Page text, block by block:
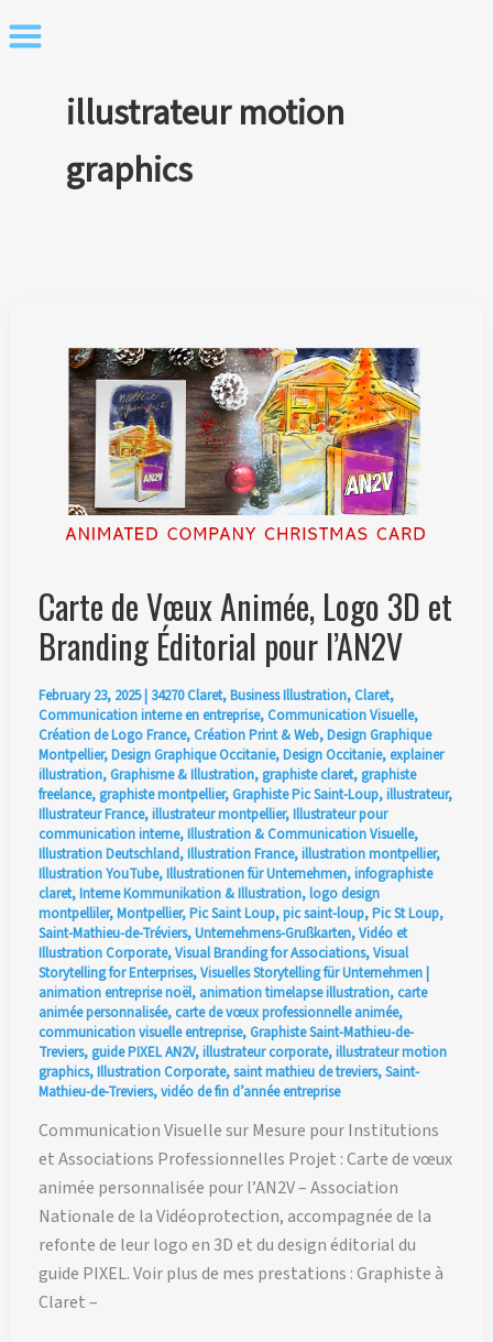
to
illustrateur motion
graphics
Carte de Vœux Animée, Logo 3D et
Branding Éditorial pour l’AN2V
February 23, 2025| 34270 Claret,Business Illustration, Claret,
Communication interne en entreprise, Communication Visuelle,
Création de Logo France, Création Print & Web,Design Graphique
Montpellier,Design Graphique Occitanie,Design Occitanie, explainer
illustration, Graphisme & Illustration, graphiste claret, graphiste
freelance, graphiste montpellier, Graphiste Pic Saint-Loup,illustrateur,
Illustrateur France,illustrateur montpellier,Illustrateur pour
communication interne,Illustration & Communication Visuelle,
Illustration Deutschland,Illustration France,illustration montpellier,
Illustration YouTube,Illustrationen für Unternehmen,infographiste
claret,Interne Kommunikation & Illustration,logo design
montpelliler,Montpellier,Pic Saint Loup,pic saint-loup,Pic St Loup,
Saint-Mathieu-de-Tréviers,Unternehmens-Grußkarten,Vidéo et
Illustration Corporate,Visual Branding for Associations,Visual
Storytelling for Enterprises,Visuelles Storytelling für Unternehmen|
animation entreprise noël, animation timelapse illustration, carte
animée personnalisée, carte de vœux professionnelle animée,
communication visuelle entreprise, Graphiste Saint-Mathieu-de-
Treviers, guide PIXEL AN2V,illustrateur corporate,illustrateur motion
graphics,Illustration Corporate,saint mathieu de treviers,Saint-
Mathieu-de-Treviers,vidéo de fin d’année entreprise
Communication Visuelle sur Mesure pour Institutions
et Associations Professionnelles Projet : Carte de vœux
animée personnalisée pour l’AN2V – Association
Nationale de la Vidéoprotection, accompagnée de la
refonte de leur logo en 3D et du design éditorial du
guide PIXEL. Voir plus de mes prestations : Graphiste à
Claret –